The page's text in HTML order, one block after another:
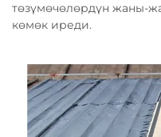
төзүмөчөлөрдүн жаны-
көмөк иреди.